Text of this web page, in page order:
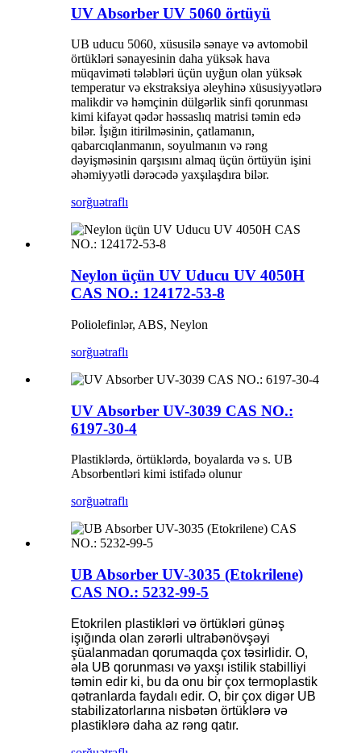
UV Absorber UV 5060 örtüyü
UB uducu 5060, xüsusilə sənaye və avtomobil
örtükləri sənayesinin daha yüksək hava
müqaviməti tələbləri üçün uyğun olan yüksək
temperatur və ekstraksiya əleyhinə xüsusiyyətlərə
malikdir və həmçinin dülgərlik sinfi qorunması
kimi kifayət qədər həssaslıq matrisi təmin edə
bilər. İşığın itirilməsinin, çatlamanın,
qabarcıqlanmanın, soyulmanın və rəng
dəyişməsinin qarşısını almaq üçün örtüyün işini
əhəmiyyətli dərəcədə yaxşılaşdıra bilər.
sorğuətraflı
Neylon üçün UV Uducu UV 4050H
CAS NO.: 124172-53-8
Poliolefinlər, ABS, Neylon
sorğuətraflı
UV Absorber UV-3039 CAS NO.:
6197-30-4
Plastiklərdə, örtüklərdə, boyalarda və s. UB
Absorbentləri kimi istifadə olunur
sorğuətraflı
UB Absorber UV-3035 (Etokrilene)
CAS NO.: 5232-99-5
Etokrilen plastikləri və örtükləri günəş
işığında olan zərərli ultrabənövşəyi
şüalanmadan qorumaqda çox təsirlidir. O,
əla UB qorunması və yaxşı istilik stabilliyi
təmin edir ki, bu da onu bir çox termoplastik
qətranlarda faydalı edir. O, bir çox digər UB
stabilizatorlarına nisbətən örtüklərə və
plastiklərə daha az rəng qatır.